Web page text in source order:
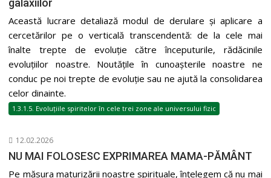
Această lucrare detaliază modul de derulare și aplicare a
cercetărilor pe o verticală transcendentă: de la cele mai
înalte trepte de evoluție către începuturile, rădăcinile
evoluțiilor noastre. Noutățile în cunoașterile noastre ne
conduc pe noi trepte de evoluție sau ne ajută la consolidarea
celor dinainte.
1.3.1.5. Evoluțiile spiritelor în cele trei zone ale universului fizic
12.02.2026
NU MAI FOLOSESC EXPRIMAREA MAMA-PĂMÂNT
Pe măsura maturizării noastre spirituale, înțelegem că nu mai